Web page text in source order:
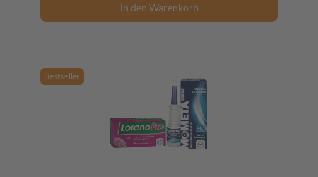
In den Warenkorb
Bestseller